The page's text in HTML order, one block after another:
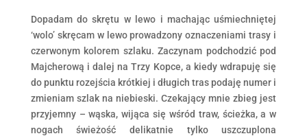
Dopadam do skrętu w lewo i machając uśmiechniętej
‘wolo’ skręcam w lewo prowadzony oznaczeniami trasy i
czerwonym kolorem szlaku. Zaczynam podchodzić pod
Majcherową i dalej na Trzy Kopce, a kiedy wdrapuję się
do punktu rozejścia krótkiej i długich tras podaję numer i
zmieniam szlak na niebieski. Czekający mnie zbieg jest
przyjemny – wąska, wijąca się wśród traw, ścieżka, a w
nogach świeżość delikatnie tylko uszczuplona